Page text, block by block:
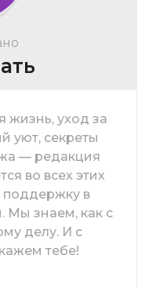
жизнь, уход за
уют, секреты
— редакция
во всех этих
поддержку в
Мы знаем, как с
делу. И с
тебе!